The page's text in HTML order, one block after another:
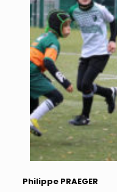
Philippe PRAEGER